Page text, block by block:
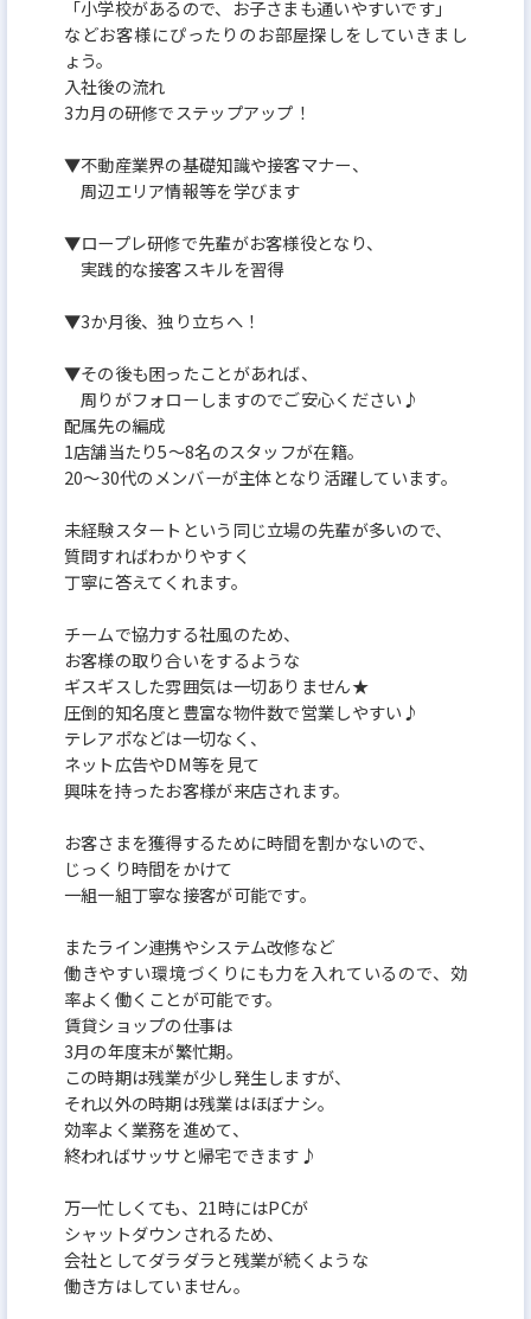
「小学校があるので、お子さまも通いやすいです」
などお客様にぴったりのお部屋探しをしていきまし
ょう。
入社後の流れ
3カ月の研修でステップアップ！
▼不動産業界の基礎知識や接客マナー、
周辺エリア情報等を学びます
▼ロープレ研修で先輩がお客様役となり、
実践的な接客スキルを習得
▼3か月後、独り立ちへ！
▼その後も困ったことがあれば、
周りがフォローしますのでご安心ください♪
配属先の編成
1店舗当たり5～8名のスタッフが在籍。
20～30代のメンバーが主体となり活躍しています。
未経験スタートという同じ立場の先輩が多いので、
質問すればわかりやすく
丁寧に答えてくれます。
チームで協力する社風のため、
お客様の取り合いをするような
ギスギスした雰囲気は一切ありません★
圧倒的知名度と豊富な物件数で営業しやすい♪
テレアポなどは一切なく、
ネット広告やDM等を見て
興味を持ったお客様が来店されます。
お客さまを獲得するために時間を割かないので、
じっくり時間をかけて
一組一組丁寧な接客が可能です。
またライン連携やシステム改修など
働きやすい環境づくりにも力を入れているので、効
率よく働くことが可能です。
賃貸ショップの仕事は
3月の年度末が繁忙期。
この時期は残業が少し発生しますが、
それ以外の時期は残業はほぼナシ。
効率よく業務を進めて、
終わればサッサと帰宅できます♪
万一忙しくても、21時にはPCが
シャットダウンされるため、
会社としてダラダラと残業が続くような
働き方はしていません。